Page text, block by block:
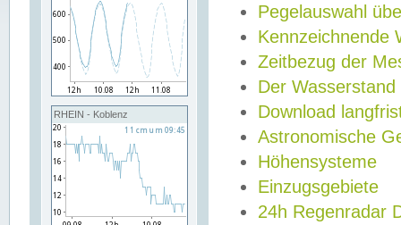
RHEIN - Koblenz
Pegelauswahl
Kennzeichnende
Zeitbezug der
Der Wasserstand
Download
Astronomische
Höhensysteme
Einzugsgebiete
24h Regenradar